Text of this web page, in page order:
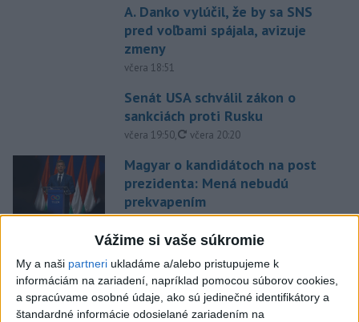
Vážime si vaše súkromie
My a naši partneri ukladáme a/alebo pristupujeme k
informáciám na zariadení, napríklad pomocou súborov cookies,
a spracúvame osobné údaje, ako sú jedinečné identifikátory a
štandardné informácie odosielané zariadením na
A. Danko vylúčil, že by sa SNS
pred voľbami spájala, avizuje
zmeny
včera 18:51
Senát USA schválil zákon o
sankciách proti Rusku
včera 19:50, aktualizované
včera 20:20
Magyar o kandidátoch na post
prezidenta: Mená nebudú
prekvapením
včera 17:31
Románsky palác na Spišskom
hrade sa podarilo staticky
zabezpečiť
včera 18:00